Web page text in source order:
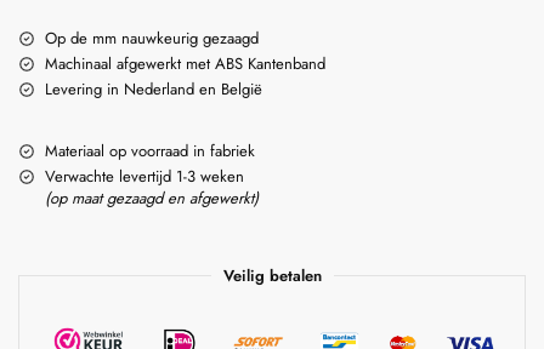
Op de mm nauwkeurig gezaagd
Machinaal afgewerkt met ABS Kantenband
Levering in Nederland en België
Materiaal op voorraad in fabriek
Verwachte levertijd 1-3 weken
(op maat gezaagd en afgewerkt)
Veilig betalen